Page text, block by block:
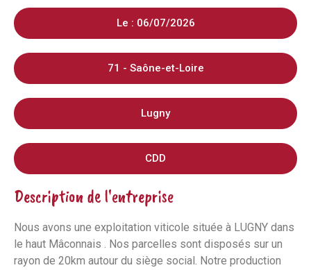
Le : 06/07/2026
71 - Saône-et-Loire
Lugny
CDD
Description de l'entreprise
Nous avons une exploitation viticole située à LUGNY dans
le haut Mâconnais . Nos parcelles sont disposés sur un
rayon de 20km autour du siège social. Notre production